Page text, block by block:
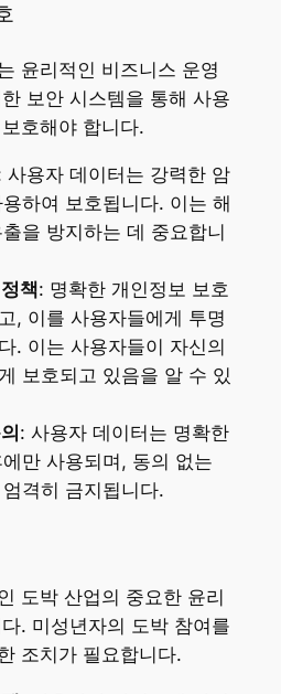
윤리적인 비즈니스 운영
보안 시스템을 통해 사용
호해야 합니다.
사용자 데이터는 강력한 암
하여 보호됩니다. 이는 해
을 방지하는 데 중요합니
책: 명확한 개인정보 보호
, 이를 사용자들에게 투명
. 이는 사용자들이 자신의
보호되고 있음을 알 수 있
: 사용자 데이터는 명확한
만 사용되며, 동의 없는
격히 금지됩니다.
도박 산업의 중요한 윤리
. 미성년자의 도박 참여를
조치가 필요합니다.